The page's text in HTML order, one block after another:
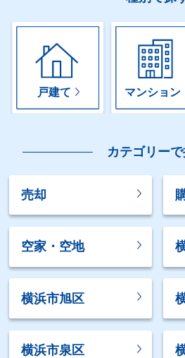
戸建て マンション
カテゴリー
売却
空家・空地
横浜市旭区
横浜市泉区